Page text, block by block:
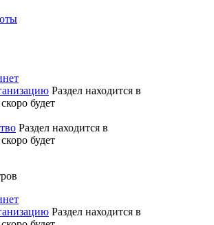
Раздел находится в
будет
Раздел находится в
будет
Раздел находится в